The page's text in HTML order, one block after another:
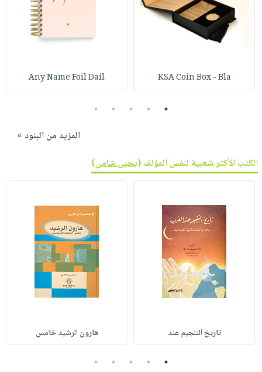
KSA Coin Box - Bla
Any Name Foil Dail
1
2
3
4
5
المزيد من البنود »
الكتب الأكثر شعبية لنفس المؤلف (يحيى شامي)
تاريخ التنجيم عند هارون الرشيد خامس
1
2
3
4
5